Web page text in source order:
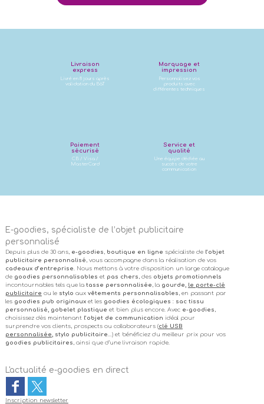
Livraison
express
Livré en 8 jours après
validation du BàT
Marquage et
impression
Personnalisez vos
produits avec
différentes techniques
Paiement
sécurisé
CB / Visa /
MasterCard
Service et
qualité
Une équipe dédiée au
succès de votre
communication
E-goodies, spécialiste de l’objet publicitaire
personnalisé
Depuis plus de 30 ans, e-goodies , boutique en ligne spécialiste de l’objet
publicitaire personnalisé , vous accompagne dans la réalisation de vos
cadeaux d’entreprise. Nous mettons à votre disposition un large catalogue
de goodies personnalisables et pas chers , des objets promotionnels
incontournables tels que la tasse personnalisée , la gourde, le porte-clé
publicitaire ou le stylo aux vêtements personnalisables , en passant par
les goodies pub originauxet les goodies écologiques : sac tissu
personnalisé, gobelet plastique et bien plus encore. Avec e-goodies ,
choisissez dès maintenant l’objet de communication idéal pour
surprendre vos clients, prospects ou collaborateurs (clé USB
personnalisée, stylo publicitaire…) et bénéficiez du meilleur prix pour vos
goodies publicitaires , ainsi que d’une livraison rapide.
L'actualité e-goodies en direct
Inscription newsletter